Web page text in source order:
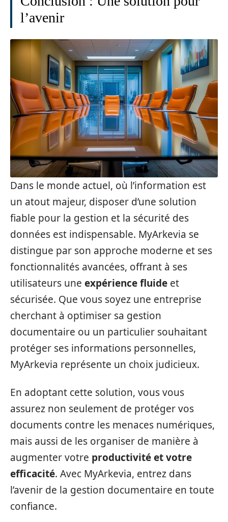
l’avenir
Dans le monde actuel, où l’information est
un atout majeur, disposer d’une solution
fiable pour la gestion et la sécurité des
données est indispensable. MyArkevia se
distingue par son approche moderne et ses
fonctionnalités avancées, offrant à ses
utilisateurs une expérience fluide et
sécurisée. Que vous soyez une entreprise
cherchant à optimiser sa gestion
documentaire ou un particulier souhaitant
protéger ses informations personnelles,
MyArkevia représente un choix judicieux.
En adoptant cette solution, vous vous
assurez non seulement de protéger vos
documents contre les menaces numériques,
mais aussi de les organiser de manière à
augmenter votre productivité et votre
efficacité. Avec MyArkevia, entrez dans
l’avenir de la gestion documentaire en toute
confiance.